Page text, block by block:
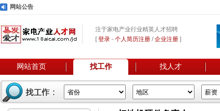
网站公告
注于家电产业行业精英人才招聘
[登录 - 个人简历注册 /企业注册 ]
网站首页 找工作 找人才